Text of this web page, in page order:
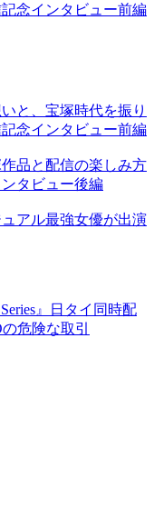
念インタビュー前編
と、宝塚時代を振り
念インタビュー前編
品と配信の楽しみ方
タビュー後編
アル最強女優が出演
』日タイ同時配
危険な取引